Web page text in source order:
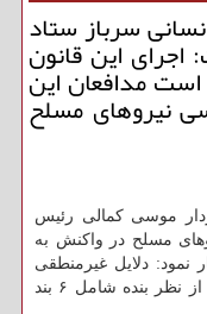
سرباز ستاد
این قانون
مدافعان این
نیروهای مسلح
موسی كمالی رئیس
مسلح در واكنش به
دلایل غیرمنطقی
بودن تصویب مجدد جریمه مشمولان غایب از نظر بنده شامل ۶ بند